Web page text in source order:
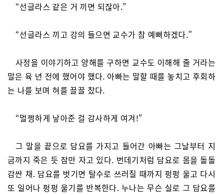
“선글라스 같은 거 끼면 되잖아.”
“선글라스 끼고 강의 들으면 교수가 참 예뻐하겠다.”
사정을 이야기하고 양해를 구하면 교수도 이해해 줄 거라는
말은 육 년 전에 했어야 했다. 아빠는 말할 때를 놓치고 후회하
는 나를 보며 혀를 끌끌 찼다.
“멀쩡하게 낳아준 걸 감사하게 여겨!”
그 말을 끝으로 담요를 가지고 들어간 아빠는 그날부터 지
금까지 죽은 듯 잠만 자고 있다. 번데기처럼 담요로 몸을 돌돌
감싼 채. 담요를 벗기면 탈수로 쓰러질 때까지 펑펑 울고 다시
또 일어나 펑펑 울기를 반복한다. 누나는 무슨 실로 그 담요를